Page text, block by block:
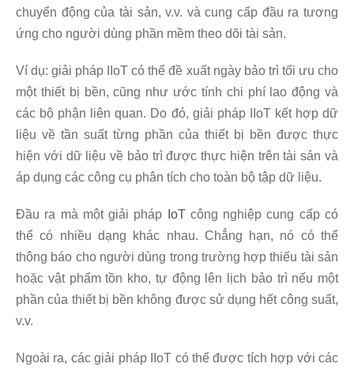
chuyển động của tài sản, v.v. và cung cấp đầu ra tương
ứng cho người dùng phần mềm theo dõi tài sản.
Ví dụ: giải pháp IIoT có thể đề xuất ngày bảo trì tối ưu cho
một thiết bị bền, cũng như ước tính chi phí lao động và
các bộ phận liên quan. Do đó, giải pháp IIoT kết hợp dữ
liệu về tần suất từng phần của thiết bị bền được thực
hiện với dữ liệu về bảo trì được thực hiện trên tài sản và
áp dụng các công cụ phân tích cho toàn bộ tập dữ liệu.
Đầu ra mà một giải pháp IoTcông nghiệp cung cấp có
thể có nhiều dạng khác nhau. Chẳng hạn, nó có thể
thông báo cho người dùng trong trường hợp thiếu tài sản
hoặc vật phẩm tồn kho, tự động lên lịch bảo trì nếu một
phần của thiết bị bền không được sử dụng hết công suất,
v.v.
Ngoài ra, các giải pháp IIoT có thể được tích hợp với các